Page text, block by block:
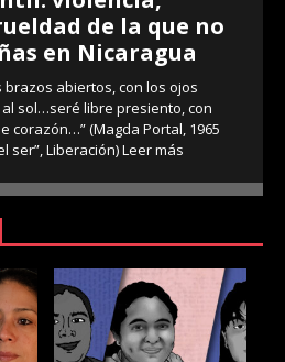
de la que no
en Nicaragua
brazos abiertos, con los ojos
sol…seré libre presiento, con
corazón…” (Magda Portal, 1965
ser”, Liberación)Leer más